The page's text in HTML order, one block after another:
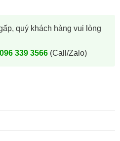
quý khách hàng vui lòng
096 339 3566(Call/Zalo)